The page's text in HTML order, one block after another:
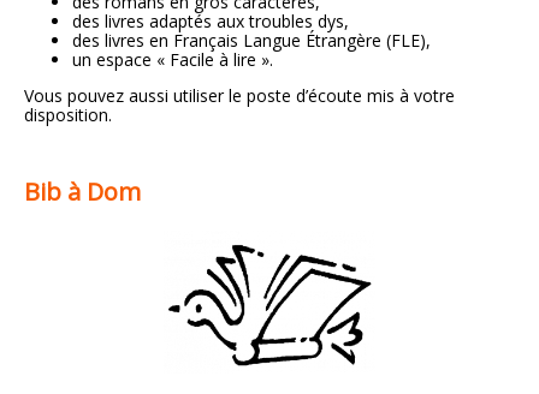
des livres adaptés aux troubles dys,
des livres en Français Langue Étrangère (FLE),
un espace « Facile à lire ».
Vous pouvez aussi utiliser le poste d’écoute mis à votre
disposition.
Bib à Dom